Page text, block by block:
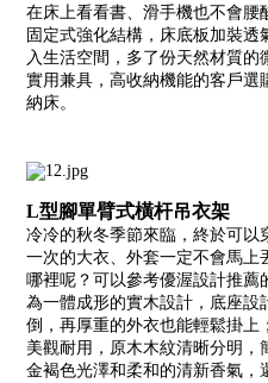
在床上看看書、滑手機也不會腰
固定式強化結構，床底板加裝透
入生活空間，多了份天然材質
實用兼具，高收納機能的客戶選
納床。
L型腳單臂式橫杆吊衣架
冷冷的秋冬季節來臨，終於可以
一次的大衣、外套一定不會馬
哪裡呢？可以參考優渥設計推
為一體成形的實木設計，底座設
倒，再厚重的外衣也能輕鬆掛上
美觀耐用，原木木紋清晰分明，
金褐色光澤和柔和的清新香氣，